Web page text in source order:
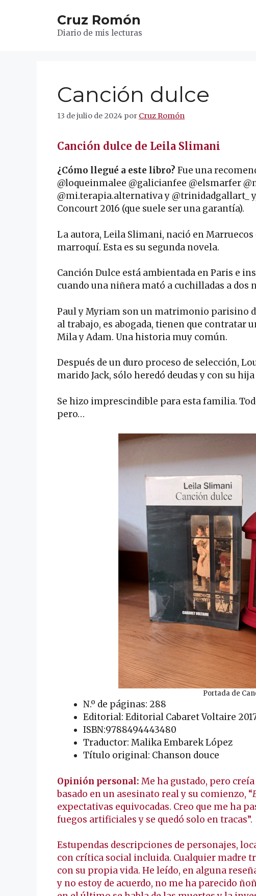
Cruz Romón
Diario de mis lecturas
Canción dulce
13 de julio de 2024 por Cruz Romón
Canción dulce de Leila Slimani
¿Cómo llegué a este libro? Fue una
@loqueinmalee @galicianfee @elsmarfer
@mi.terapia.alternativa y @trinidadgallart_
Concourt 2016 (que suele ser una garantía).
La autora, Leila Slimani, nació en
marroquí. Esta es su segunda novela.
Canción Dulce está ambientada en Paris e
cuando una niñera mató a cuchilladas a dos
Paul y Myriam son un matrimonio parisino
al trabajo, es abogada, tienen que contratar
Mila y Adam. Una historia muy común.
Después de un duro proceso de selección,
marido Jack, sólo heredó deudas y con su
Se hizo imprescindible para esta familia.
pero…
Portada de
N.º de páginas: 288
Editorial: Editorial Cabaret Voltaire
ISBN:9788494443480
Traductor: Malika Embarek López
Título original: Chanson douce
Opinión personal: Me ha gustado, pero
basado en un asesinato real y su comienzo, “
expectativas equivocadas. Creo que me ha
fuegos artificiales y se quedó solo en tracas”.
Estupendas descripciones de personajes,
con crítica social incluida. Cualquier madre
con su propia vida. He leído, en alguna
y no estoy de acuerdo, no me ha parecido